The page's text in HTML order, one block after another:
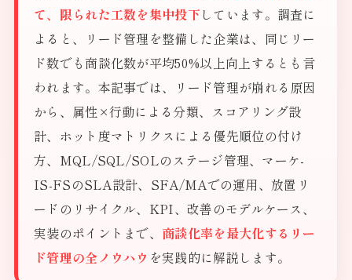
て、限られた工数を集中投下しています。調査に
よると、リード管理を整備した企業は、同じリー
ド数でも商談化数が平均50%以上向上するとも言
われます。本記事では、リード管理が崩れる原因
から、属性×行動による分類、スコアリング設
計、ホット度マトリクスによる優先順位の付け
方、MQL/SQL/SOLのステージ管理、マーケ-
IS-FSのSLA設計、SFA/MAでの運用、放置リ
ードのリサイクル、KPI、改善のモデルケース、
実装のポイントまで、 商談化率を最大化するリー
ド管理の全ノウハウ を実践的に解説します。